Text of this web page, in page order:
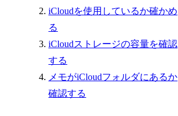
iCloudを使用しているか確かめ
る
iCloudストレージの容量を確認
する
メモがiCloudフォルダにあるか
確認する